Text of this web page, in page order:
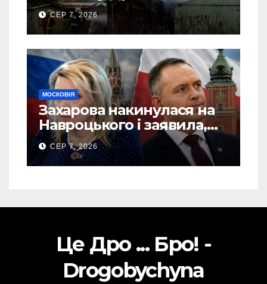
“врятовано” 4 гаражі
(Відео)
СЕР 7, 2026
МОСКОВІЯ
Захарова накинулася на
Навроцького і заявила,
що Польща зобов’язана
існуванням Сталіну
СЕР 7, 2026
Це Дро ... Бро! -
Drogobychyna